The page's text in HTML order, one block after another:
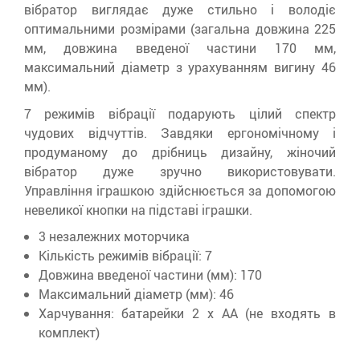
вібратор виглядає дуже стильно і володіє
оптимальними розмірами (загальна довжина 225
мм, довжина введеної частини 170 мм,
максимальний діаметр з урахуванням вигину 46
мм).
7 режимів вібрації подарують цілий спектр
чудових відчуттів. Завдяки ергономічному і
продуманому до дрібниць дизайну, жіночий
вібратор дуже зручно використовувати.
Управління іграшкою здійснюється за допомогою
невеликої кнопки на підставі іграшки.
3 незалежних моторчика
Кількість режимів вібрації: 7
Довжина введеної частини (мм): 170
Максимальний діаметр (мм): 46
Харчування: батарейки 2 х АА (не входять в
комплект)